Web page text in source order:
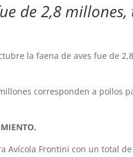
de 2,8
la faena de aves fue de
corresponden a pollos
Avícola Frontini con un total